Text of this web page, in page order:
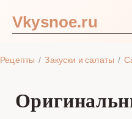
Vkysnoe.ru
Рецепты Закуски и салаты